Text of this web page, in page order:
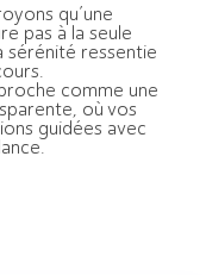
qu’une
pas à la seule
sérénité ressentie
comme une
où vos
guidées avec